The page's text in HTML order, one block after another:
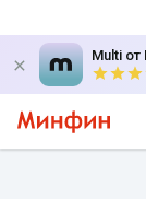
Multi